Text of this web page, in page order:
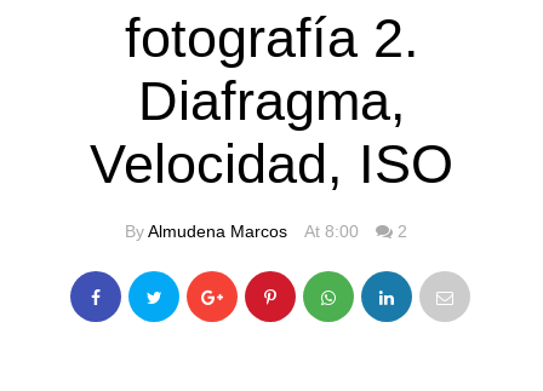
fotografía 2.
Diafragma,
Velocidad, ISO
ByAlmudena Marcos At 8:00 2